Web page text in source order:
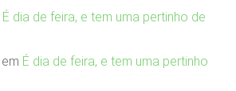
É dia de feira, e tem uma pertinho de
em É dia de feira, e tem uma pertinho